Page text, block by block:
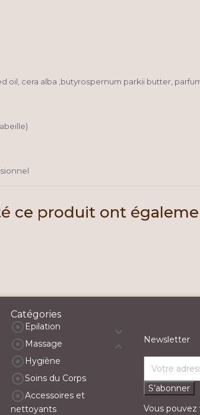
oil, cera alba ,butyrospernum parkii butter,
ce produit ont
Catégories


 Epilation
 Massage
 Hygiène
Soins du Corps
Accessoires et
nettoyants
Newsletter
S’abonner
Vous